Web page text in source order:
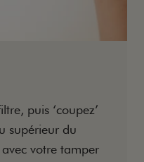
puis ‘coupez’
supérieur du
votre tamper